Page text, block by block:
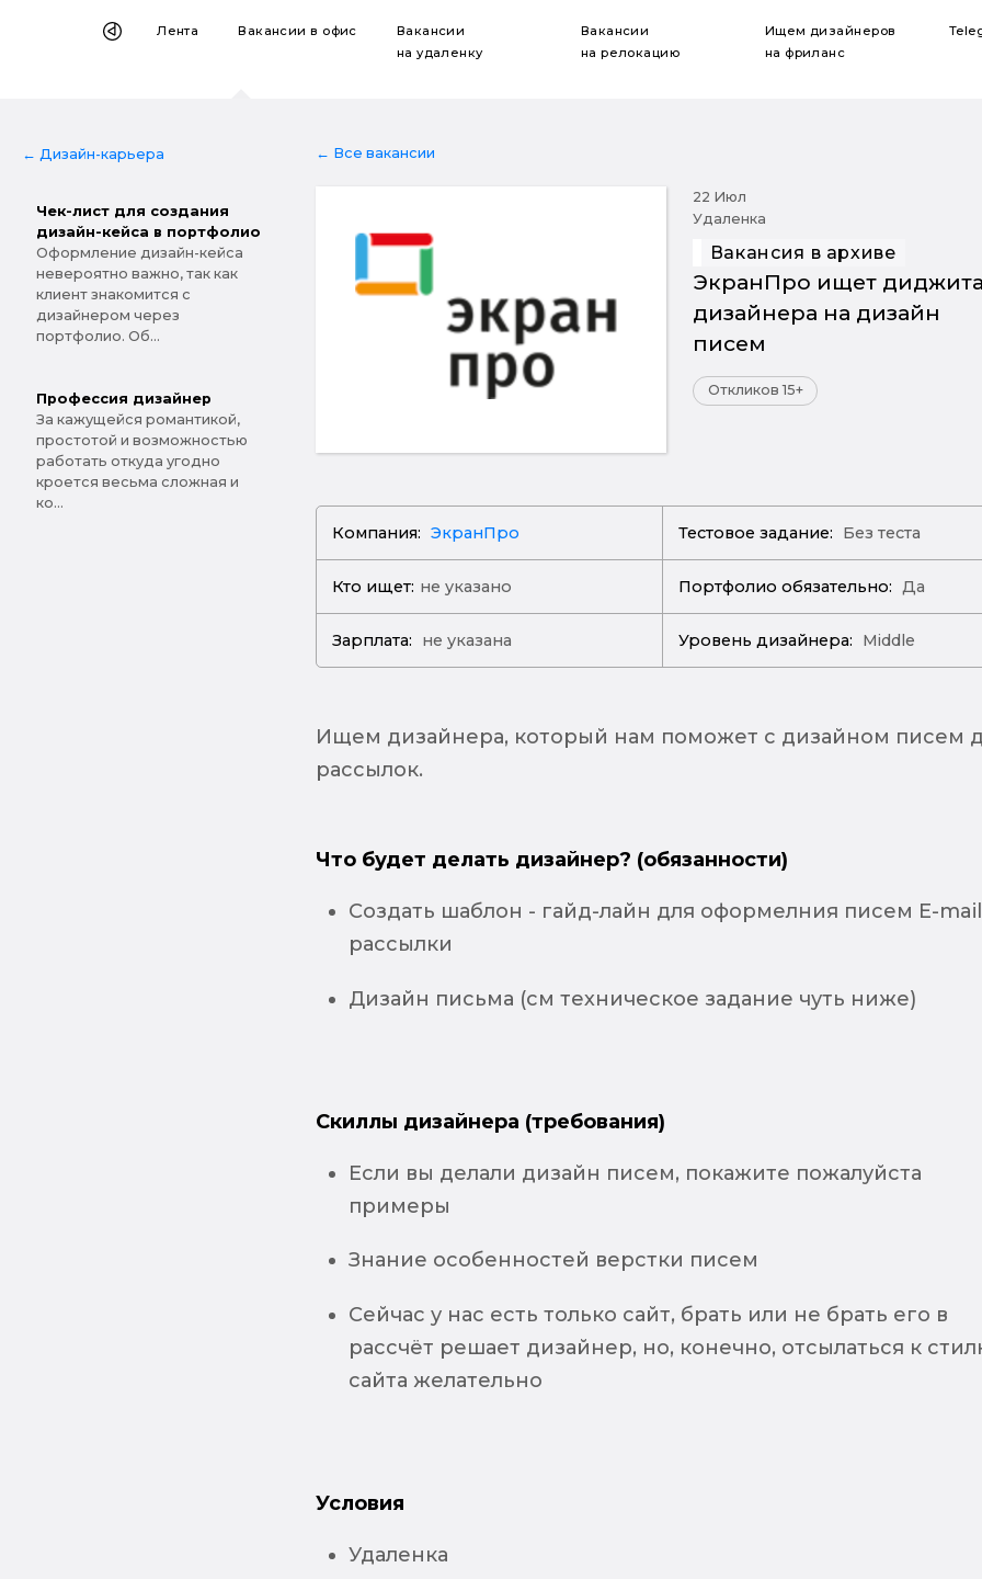
Лента Вакансиив офис
Вакансии
на удаленку
Вакансии
на релокацию
Ищем дизайнеров
на фриланс
← Дизайн-карьера
Чек-лист для создания
дизайн-кейса в портфолио
Оформление дизайн-кейса
невероятно важно, так как
клиент знакомится с
дизайнером через
портфолио. Об...
Профессия дизайнер
За кажущейся романтикой,
простотой и возможностью
работать откуда угодно
кроется весьма сложная и
ко...
← Все вакансии
22 Июл
Удаленка
Вакансия в архиве
ЭкранПро ищет
дизайнера на дизайн
писем
Откликов 15+
Компания: ЭкранПро Тестовое задание: Без теста
Кто ищет: не указано Портфолио обязательно: Да
Зарплата: не указана Уровень дизайнера: Middle
Ищем дизайнера, который нам поможет с дизайном писем
рассылок.
Что будет делать дизайнер? (обязанности)
Создать шаблон - гайд-лайн для оформелния писем E-mail
рассылки
Дизайн письма (см техническое задание чуть ниже)
Скиллы дизайнера (требования)
Если вы делали дизайн писем, покажите пожалуйста
примеры
Знание особенностей верстки писем
Сейчас у нас есть только сайт, брать или не брать его в
рассчёт решает дизайнер, но, конечно, отсылаться к
сайта желательно
Условия
Удаленка